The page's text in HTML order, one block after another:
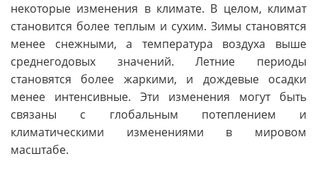
некоторые изменения в климате. В целом, климат
становится более теплым и сухим. Зимы становятся
менее снежными, а температура воздуха выше
среднегодовых значений. Летние периоды
становятся более жаркими, и дождевые осадки
менее интенсивные. Эти изменения могут быть
связаны с глобальным потеплением и
климатическими изменениями в мировом
масштабе.